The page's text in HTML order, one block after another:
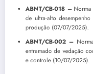
ABNT/CB-018 –Norma
de ultra-alto
produção (07/07/2025).
ABNT/CB-002 –
entramado de vedação
e controle (10/07/2025).